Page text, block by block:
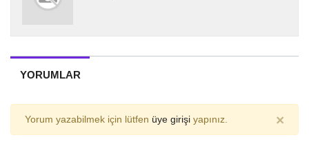
YORUMLAR
Yorum yazabilmek için lütfen üye girişi yapınız. ×